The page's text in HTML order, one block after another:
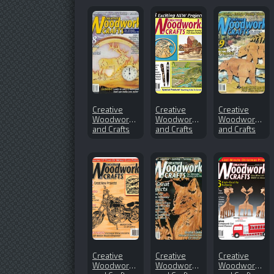
Creative
Woodworks
and Crafts
Creative
Woodworks
and Crafts
Creative
Woodworks
and Crafts
Creative
Woodworks
Creative
Woodworks
Creative
Woodworks